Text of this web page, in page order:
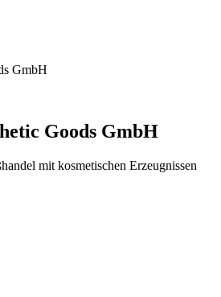
GmbH
Goods GmbH
mit kosmetischen Erzeugnissen